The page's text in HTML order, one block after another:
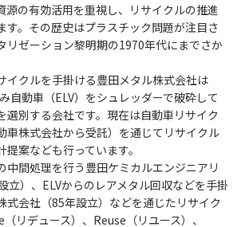
源の有効活用を重視し、リサイクルの推進
す。その歴史はプラスチック問題が注目さ
リゼーション黎明期の1970年代にまでさか
イクルを手掛ける豊田メタル株式会社は
自動車（ELV）をシュレッダーで破砕して
選別する会社です。現在は自動車リサイク
車株式会社から受託）を通じてリサイクル
案なども行っています。
中間処理を行う豊田ケミカルエンジニアリ
立）、ELVからのレアメタル回収などを手掛
式会社（85年設立）などを通じたリサイク
リデュース）、Reuse（リユース）、